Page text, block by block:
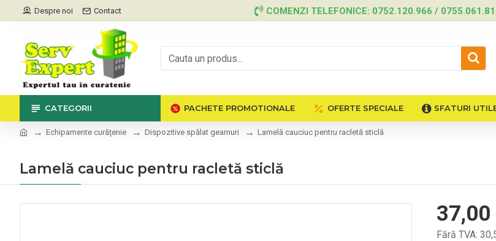
Despre noi Contact COMENZI TELEFONICE: 0752.120.966 /
CATEGORII PACHETE PROMOTIONALE OFERTE SPECIALE SFATURI
Echipamente curățenie Dispozitive spălat geamuri Lamelă cauciuc pentru racletă sticlă
Lamelă cauciuc pentru racletă sticlă
37,00
Fără TVA: